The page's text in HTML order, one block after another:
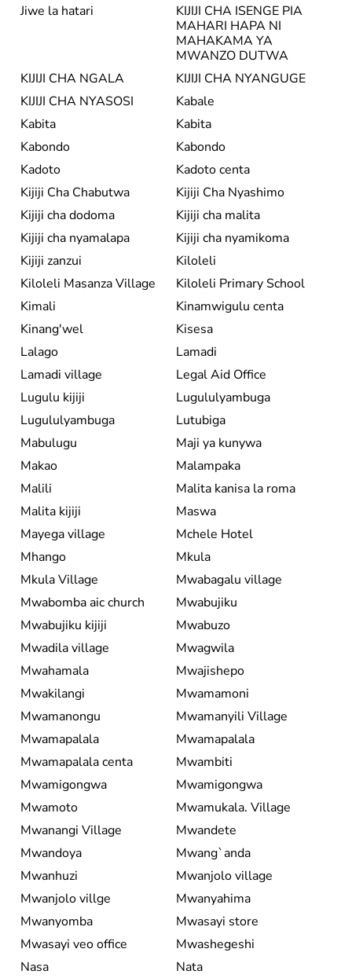
Jiwe la hatari
KIJIJI CHA ISENGE PIA
MAHARI HAPA NI
MAHAKAMA YA
MWANZO DUTWA
KIJIJI CHA NGALA
KIJIJI CHA NYANGUGE
KIJIJI CHA NYASOSI
Kabale
Kabita
Kabita
Kabondo
Kabondo
Kadoto
Kadoto centa
Kijiji Cha Chabutwa
Kijiji Cha Nyashimo
Kijiji cha dodoma
Kijiji cha malita
Kijiji cha nyamalapa
Kijiji cha nyamikoma
Kijiji zanzui
Kiloleli
Kiloleli Masanza Village
Kiloleli Primary School
Kimali
Kinamwigulu centa
Kinang'wel
Kisesa
Lalago
Lamadi
Lamadi village
Legal Aid Office
Lugulu kijiji
Lugululyambuga
Lugululyambuga
Lutubiga
Mabulugu
Maji ya kunywa
Makao
Malampaka
Malili
Malita kanisa la roma
Malita kijiji
Maswa
Mayega village
Mchele Hotel
Mhango
Mkula
Mkula Village
Mwabagalu village
Mwabomba aic church
Mwabujiku
Mwabujiku kijiji
Mwabuzo
Mwadila village
Mwagwila
Mwahamala
Mwajishepo
Mwakilangi
Mwamamoni
Mwamanongu
Mwamanyili Village
Mwamapalala
Mwamapalala
Mwamapalala centa
Mwambiti
Mwamigongwa
Mwamigongwa
Mwamoto
Mwamukala. Village
Mwanangi Village
Mwandete
Mwandoya
Mwang`anda
Mwanhuzi
Mwanjolo village
Mwanjolo villge
Mwanyahima
Mwanyomba
Mwasayi store
Mwasayi veo office
Mwashegeshi
Nasa
Nata